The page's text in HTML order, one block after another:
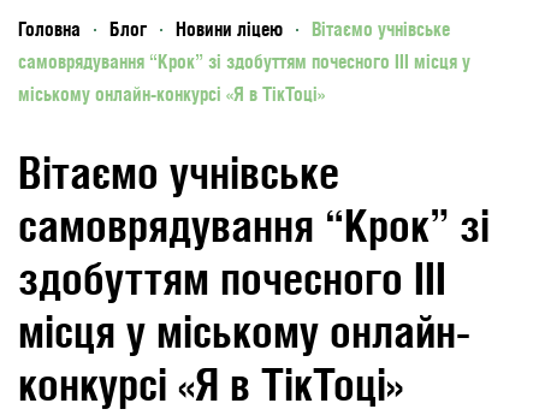
Головна Блог Новини ліцею
Вітаємо учнівське
самоврядування “Крок” зі здобуттям почесного III місця у
міському онлайн-конкурсі «Я в ТікТоці»
Вітаємо учнівське
самоврядування “Крок” зі
здобуттям почесного III
місця у міському онлайн-
конкурсі «Я в ТікТоці»